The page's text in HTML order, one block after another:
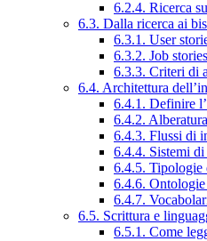
6.2.4. Ricerca
6.3. Dalla ricerca ai
6.3.1. User
6.3.2. Job
6.3.3. Criteri di
6.4. Architettura
6.4.1. Definire
6.4.2. Alberatura
6.4.3. Flussi di
6.4.4. Sistemi
6.4.5. Tipologie
6.4.6. Ontologie
6.4.7.
6.5. Scrittura e
6.5.1. Come